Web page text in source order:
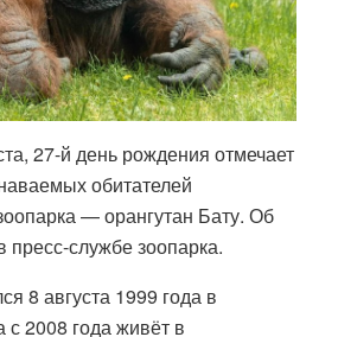
27-й день рождения отмечает
обитателей
— орангутан Бату. Об
пресс-службе зоопарка.
8 августа 1999 года в
с 2008 года живёт в